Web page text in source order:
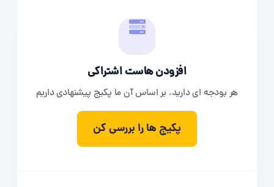
افزودن هاست اشتراکی
هر بودجه ای دارید، بر اساس آن ما پکیج پیشنهادی داریم
پکیج ها را بررسی کن